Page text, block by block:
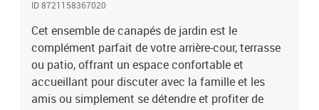
vous puissiez créer un agencement de meubles d'extérieur
personnalisé.Expérience d'assise confortable : ce mobilier
d'extérieur, doté de coussins épais, offre une expérience d'assise
confortable.Dessus en verre : le dessus de la table d'extérieur est
fabriqué en verre trempé solide et durable, ce qui le rend facile à
nettoyer avec un chiffon humide et ajoute une touche d'élégance à
votre espace extérieur. Bon à savoir :Pour que vos meubles
ID 8721158367020
Cet ensemble de canapés de jardin est le
complément parfait de votre arrière-cour, terrasse
ou patio, offrant un espace confortable et
accueillant pour discuter avec la famille et les
amis ou simplement se détendre et profiter de